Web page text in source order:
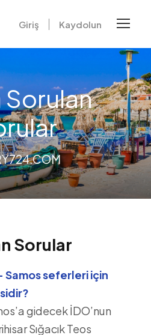
Giriş Kaydolun
Sorulan
Sorular
Samos seferleri için
gidecek İDO’nun
Sığacık Teos